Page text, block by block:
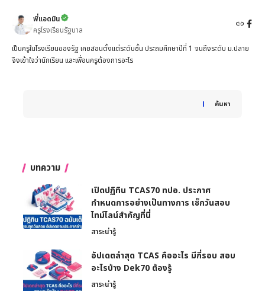
พี่แอดมิน
ครูโรงเรียนรัฐบาล
เป็นครูในโรงเรียนของรัฐ เคยสอนตั้งแต่ระดับชั้น ประถมศึกษาปีที่ 1 จนถึงระดับ ม.ปลาย
จึงเข้าใจว่านักเรียน และเพื่อนครูต้องการอะไร
ค้นหา
When autocomplete results are available use up and
บทความ
เปิดปฏิทิน TCAS70 ทปอ. ประกาศ
กำหนดการอย่างเป็นทางการ เช็กวันสอบ
ไทม์ไลน์สำคัญที่นี่
สาระน่ารู้
อัปเดตล่าสุด TCAS คืออะไร มีกี่รอบ สอบ
อะไรบ้าง Dek70 ต้องรู้
สาระน่ารู้